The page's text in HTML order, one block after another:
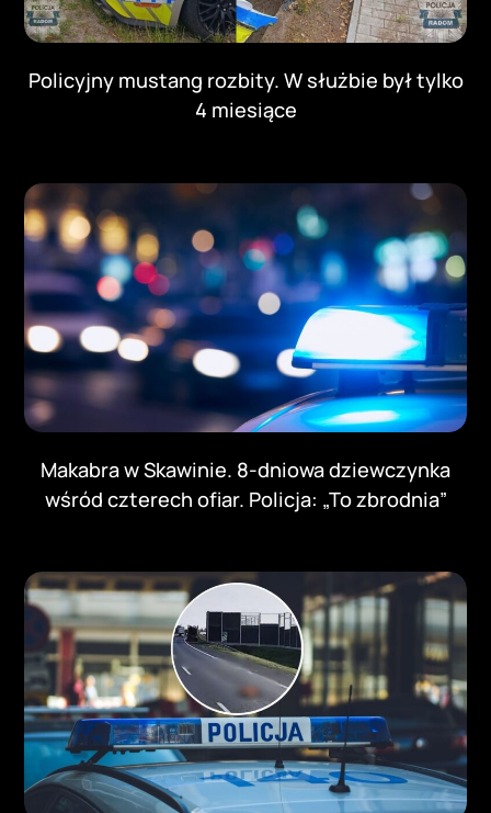
Policyjny mustang rozbity. W służbie był tylko
4 miesiące
Makabra w Skawinie. 8-dniowa dziewczynka
wśród czterech ofiar. Policja: „To zbrodnia”